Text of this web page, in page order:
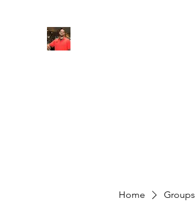
Home Groups